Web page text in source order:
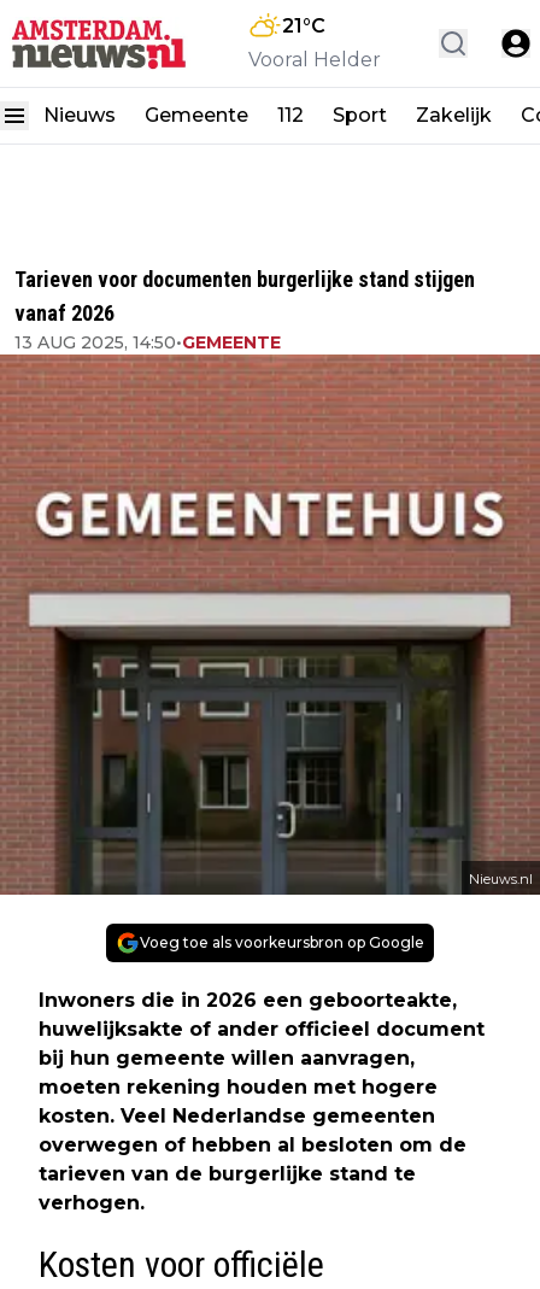
21°C
Vooral Helder
Nieuws Gemeente 112 Sport Zakelijk
Tarieven voor documenten burgerlijke stand stijgen
vanaf 2026
13 AUG 2025, 14:50•GEMEENTE
Nieuws.nl
Voeg toe als voorkeursbron op Google
Inwoners die in 2026 een geboorteakte,
huwelijksakte of ander officieel document
bij hun gemeente willen aanvragen,
moeten rekening houden met hogere
kosten. Veel Nederlandse gemeenten
overwegen of hebben al besloten om de
tarieven van de burgerlijke stand te
verhogen.
Kosten voor officiële